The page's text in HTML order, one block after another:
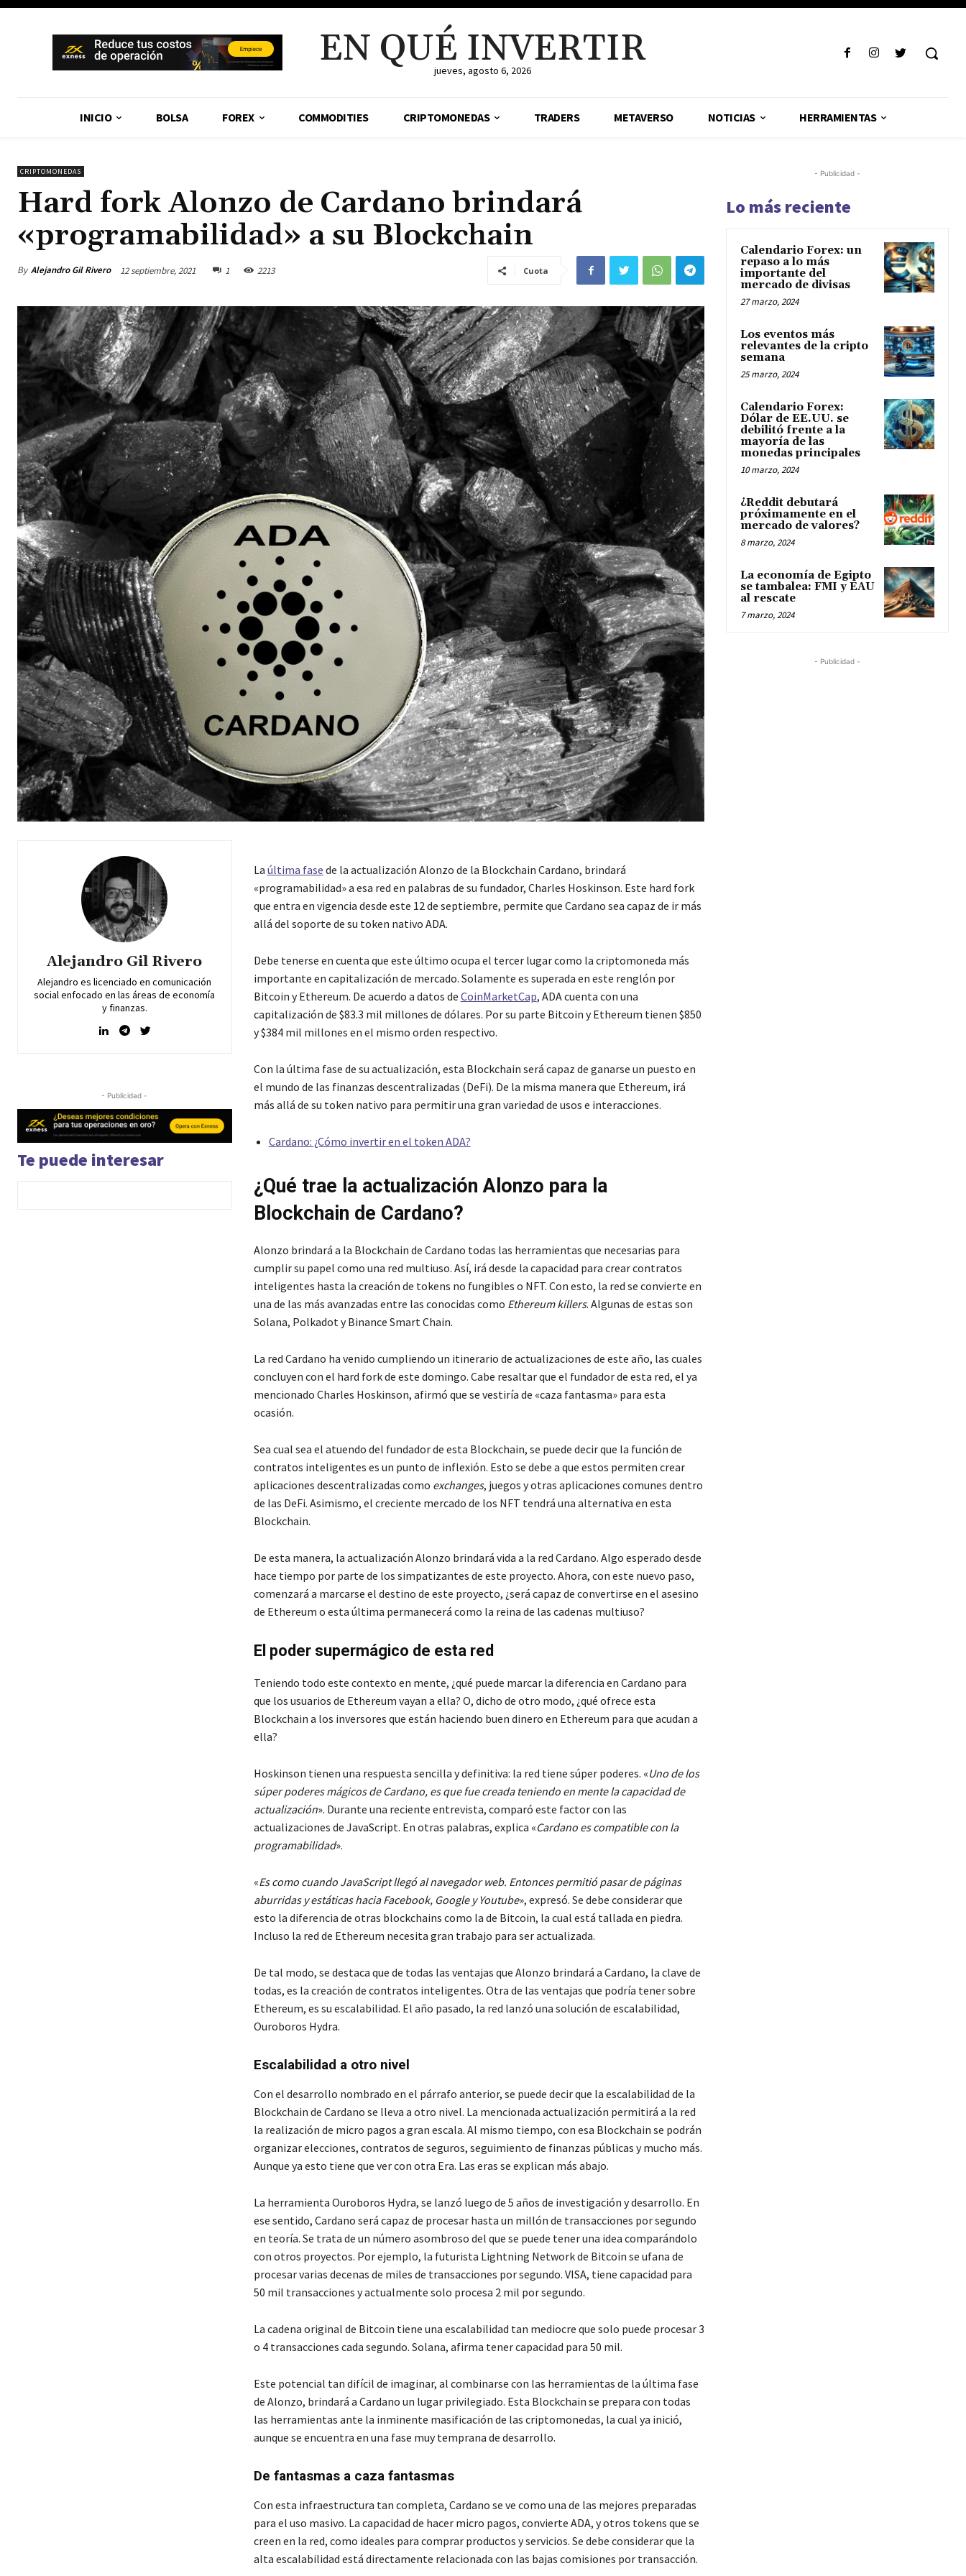
EN QUÉ INVERTIR
jueves, agosto 6, 2026
INICIO BOLSA FOREX COMMODITIES CRIPTOMONEDAS TRADERS METAVERSO NOTICIAS HERRAMIENTAS
CRIPTOMONEDAS
Hard fork Alonzo de Cardano brindará
«programabilidad» a su Blockchain
By Alejandro Gil Rivero 12 septiembre, 2021 1 2213 Cuota
Alejandro Gil Rivero
Alejandro es licenciado en comunicación
social enfocado en las áreas de economía
y finanzas.
- Publicidad -
Te puede interesar
La última fase de la actualización Alonzo de la Blockchain Cardano, brindará
«programabilidad» a esa red en palabras de su fundador, Charles Hoskinson. Este hard fork
que entra en vigencia desde este 12 de septiembre, permite que Cardano sea capaz de ir más
allá del soporte de su token nativo ADA.
Debe tenerse en cuenta que este último ocupa el tercer lugar como la criptomoneda más
importante en capitalización de mercado. Solamente es superada en este renglón por
Bitcoin y Ethereum. De acuerdo a datos de CoinMarketCap, ADA cuenta con una
capitalización de $83.3 mil millones de dólares. Por su parte Bitcoin y Ethereum tienen $850
y $384 mil millones en el mismo orden respectivo.
Con la última fase de su actualización, esta Blockchain será capaz de ganarse un puesto en
el mundo de las finanzas descentralizadas (DeFi). De la misma manera que Ethereum, irá
más allá de su token nativo para permitir una gran variedad de usos e interacciones.
Cardano: ¿Cómo invertir en el token ADA?
¿Qué trae la actualización Alonzo para la
Blockchain de Cardano?
Alonzo brindará a la Blockchain de Cardano todas las herramientas que necesarias para
cumplir su papel como una red multiuso. Así, irá desde la capacidad para crear contratos
inteligentes hasta la creación de tokens no fungibles o NFT. Con esto, la red se convierte en
una de las más avanzadas entre las conocidas como Ethereum killers. Algunas de estas son
Solana, Polkadot y Binance Smart Chain.
La red Cardano ha venido cumpliendo un itinerario de actualizaciones de este año, las cuales
concluyen con el hard fork de este domingo. Cabe resaltar que el fundador de esta red, el ya
mencionado Charles Hoskinson, afirmó que se vestiría de «caza fantasma» para esta
ocasión.
Sea cual sea el atuendo del fundador de esta Blockchain, se puede decir que la función de
contratos inteligentes es un punto de inflexión. Esto se debe a que estos permiten crear
aplicaciones descentralizadas como exchanges, juegos y otras aplicaciones comunes dentro
de las DeFi. Asimismo, el creciente mercado de los NFT tendrá una alternativa en esta
Blockchain.
De esta manera, la actualización Alonzo brindará vida a la red Cardano. Algo esperado desde
hace tiempo por parte de los simpatizantes de este proyecto. Ahora, con este nuevo paso,
comenzará a marcarse el destino de este proyecto, ¿será capaz de convertirse en el asesino
de Ethereum o esta última permanecerá como la reina de las cadenas multiuso?
El poder supermágico de esta red
Teniendo todo este contexto en mente, ¿qué puede marcar la diferencia en Cardano para
que los usuarios de Ethereum vayan a ella? O, dicho de otro modo, ¿qué ofrece esta
Blockchain a los inversores que están haciendo buen dinero en Ethereum para que acudan a
ella?
Hoskinson tienen una respuesta sencilla y definitiva: la red tiene súper poderes. «Uno de los
súper poderes mágicos de Cardano, es que fue creada teniendo en mente la capacidad de
actualización». Durante una reciente entrevista, comparó este factor con las
actualizaciones de JavaScript. En otras palabras, explica «Cardano es compatible con la
programabilidad».
«Es como cuando JavaScript llegó al navegador web. Entonces permitió pasar de páginas
aburridas y estáticas hacia Facebook, Google y Youtube», expresó. Se debe considerar que
esto la diferencia de otras blockchains como la de Bitcoin, la cual está tallada en piedra.
Incluso la red de Ethereum necesita gran trabajo para ser actualizada.
De tal modo, se destaca que de todas las ventajas que Alonzo brindará a Cardano, la clave de
todas, es la creación de contratos inteligentes. Otra de las ventajas que podría tener sobre
Ethereum, es su escalabilidad. El año pasado, la red lanzó una solución de escalabilidad,
Ouroboros Hydra.
Escalabilidad a otro nivel
Con el desarrollo nombrado en el párrafo anterior, se puede decir que la escalabilidad de la
Blockchain de Cardano se lleva a otro nivel. La mencionada actualización permitirá a la red
la realización de micro pagos a gran escala. Al mismo tiempo, con esa Blockchain se podrán
organizar elecciones, contratos de seguros, seguimiento de finanzas públicas y mucho más.
Aunque ya esto tiene que ver con otra Era. Las eras se explican más abajo.
La herramienta Ouroboros Hydra, se lanzó luego de 5 años de investigación y desarrollo. En
ese sentido, Cardano será capaz de procesar hasta un millón de transacciones por segundo
en teoría. Se trata de un número asombroso del que se puede tener una idea comparándolo
con otros proyectos. Por ejemplo, la futurista Lightning Network de Bitcoin se ufana de
procesar varias decenas de miles de transacciones por segundo. VISA, tiene capacidad para
50 mil transacciones y actualmente solo procesa 2 mil por segundo.
La cadena original de Bitcoin tiene una escalabilidad tan mediocre que solo puede procesar 3
o 4 transacciones cada segundo. Solana, afirma tener capacidad para 50 mil.
Este potencial tan difícil de imaginar, al combinarse con las herramientas de la última fase
de Alonzo, brindará a Cardano un lugar privilegiado. Esta Blockchain se prepara con todas
las herramientas ante la inminente masificación de las criptomonedas, la cual ya inició,
aunque se encuentra en una fase muy temprana de desarrollo.
De fantasmas a caza fantasmas
Con esta infraestructura tan completa, Cardano se ve como una de las mejores preparadas
para el uso masivo. La capacidad de hacer micro pagos, convierte ADA, y otros tokens que se
creen en la red, como ideales para comprar productos y servicios. Se debe considerar que la
alta escalabilidad está directamente relacionada con las bajas comisiones por transacción.
- Publicidad -
Lo más reciente
Calendario Forex: un
repaso a lo más
importante del
mercado de divisas
27 marzo, 2024
Los eventos más
relevantes de la cripto
semana
25 marzo, 2024
Calendario Forex:
Dólar de EE.UU. se
debilitó frente a la
mayoría de las
monedas principales
10 marzo, 2024
¿Reddit debutará
próximamente en el
mercado de valores?
8 marzo, 2024
La economía de Egipto
se tambalea: FMI y EAU
al rescate
7 marzo, 2024
- Publicidad -